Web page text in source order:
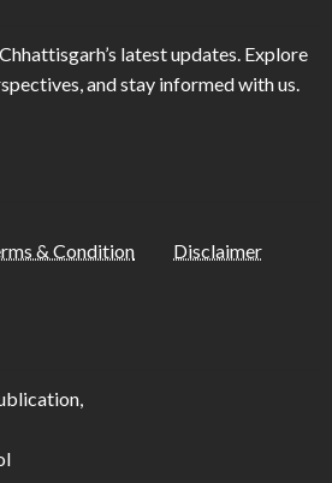
latest updates. Explore
and stay informed with us.
& Condition Disclaimer